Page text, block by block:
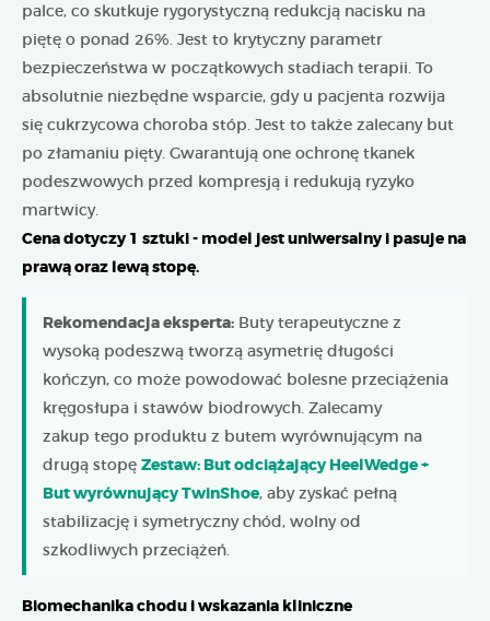
palce, co skutkuje rygorystyczną redukcją nacisku na
piętę o ponad 26%. Jest to krytyczny parametr
bezpieczeństwa w początkowych stadiach terapii. To
absolutnie niezbędne wsparcie, gdy u pacjenta rozwija
się cukrzycowa choroba stóp. Jest to także zalecany but
po złamaniu pięty. Gwarantują one ochronę tkanek
podeszwowych przed kompresją i redukują ryzyko
martwicy.
Cena dotyczy 1 sztuki - model jest uniwersalny i pasuje na
prawą oraz lewą stopę.
Rekomendacja eksperta: Buty terapeutyczne z
wysoką podeszwą tworzą asymetrię długości
kończyn, co może powodować bolesne przeciążenia
kręgosłupa i stawów biodrowych. Zalecamy
zakup tego produktu z butem wyrównującym na
drugą stopę Zestaw: But odciążający HeelWedge +
But wyrównujący TwinShoe, aby zyskać pełną
stabilizację i symetryczny chód, wolny od
szkodliwych przeciążeń.
Biomechanika chodu i wskazania kliniczne